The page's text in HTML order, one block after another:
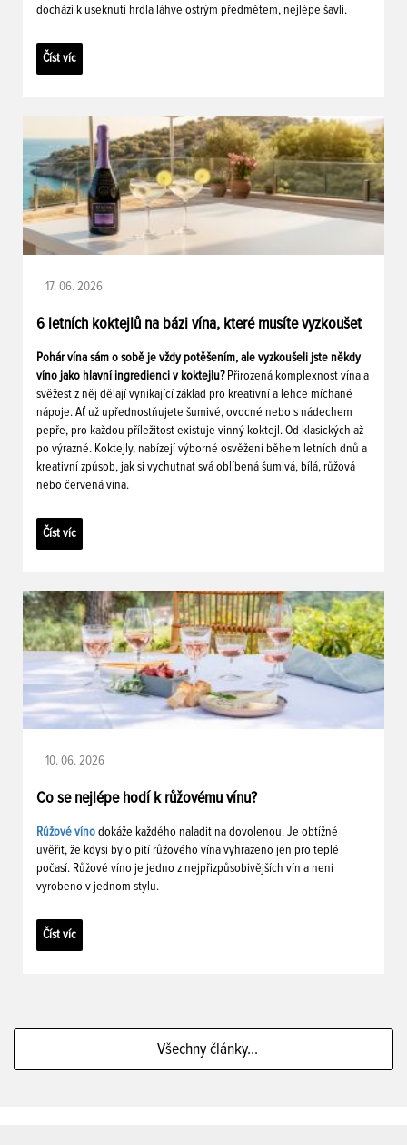
dochází k useknutí hrdla láhve ostrým předmětem, nejlépe šavlí.
Číst víc
17. 06. 2026
6 letních koktejlů na bázi vína, které musíte vyzkoušet
Pohár vína sám o sobě je vždy potěšením, ale vyzkoušeli jste někdy
víno jako hlavní ingredienci v koktejlu? Přirozená komplexnost vína a
svěžest z něj dělají vynikající základ pro kreativní a lehce míchané
nápoje. Ať už upřednostňujete šumivé, ovocné nebo s nádechem
pepře, pro každou příležitost existuje vinný koktejl. Od klasických až
po výrazné. Koktejly, nabízejí výborné osvěžení během letních dnů a
kreativní způsob, jak si vychutnat svá oblíbená šumivá, bílá, růžová
nebo červená vína.
Číst víc
10. 06. 2026
Co se nejlépe hodí k růžovému vínu?
Růžové víno dokáže každého naladit na dovolenou. Je obtížné
uvěřit, že kdysi bylo pití růžového vína vyhrazeno jen pro teplé
počasí. Růžové víno je jedno z nejpřizpůsobivějších vín a není
vyrobeno v jednom stylu.
Číst víc
Všechny články...